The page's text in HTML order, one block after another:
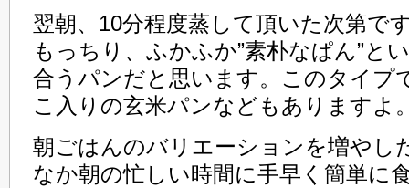
翌朝、10分程度蒸して頂いた次第で
もっちり、ふかふか”素朴なぱん”と
合うパンだと思います。このタイプ
こ入りの玄米パンなどもありますよ
朝ごはんのバリエーションを増やし
なか朝の忙しい時間に手早く簡単に